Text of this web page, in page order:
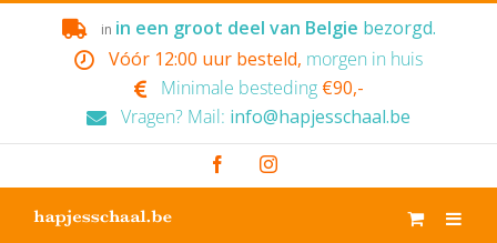
in in een groot deel van Belgie bezorgd.
Vóór 12:00 uur besteld, morgen in huis
Minimale besteding €90,-
Vragen? Mail: info@hapjesschaal.be
FacebookInstagram